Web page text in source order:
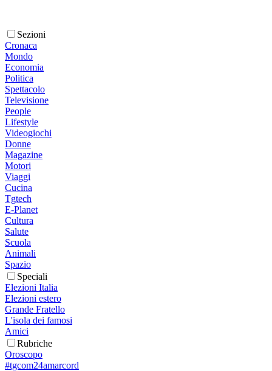
Sezioni
Cronaca
Mondo
Economia
Politica
Spettacolo
Televisione
People
Lifestyle
Videogiochi
Donne
Magazine
Motori
Viaggi
Cucina
Tgtech
E-Planet
Cultura
Salute
Scuola
Animali
Spazio
Speciali
Elezioni Italia
Elezioni estero
Grande Fratello
L'isola dei famosi
Amici
Rubriche
Oroscopo
#tgcom24amarcord